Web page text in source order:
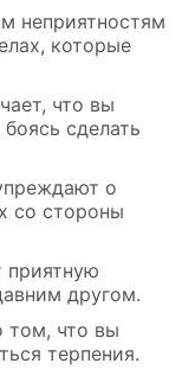
неприятностям
которые
что вы
сделать
о
со стороны
приятную
другом.
том, что вы
терпения.